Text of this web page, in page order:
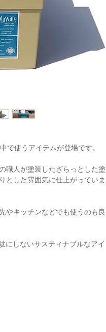
で使うアイテムが登場です。
職人が塗装したざらっとした塗
とした雰囲気に仕上がっていま
やキッチンなどでも使うのも良
にしないサスティナブルなアイ